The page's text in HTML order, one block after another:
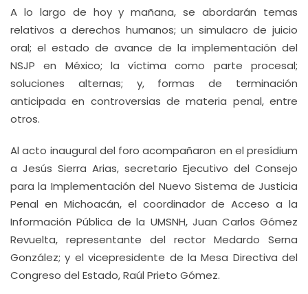
A lo largo de hoy y mañana, se abordarán temas
relativos a derechos humanos; un simulacro de juicio
oral; el estado de avance de la implementación del
NSJP en México; la víctima como parte procesal;
soluciones alternas; y, formas de terminación
anticipada en controversias de materia penal, entre
otros.
Al acto inaugural del foro acompañaron en el presídium
a Jesús Sierra Arias, secretario Ejecutivo del Consejo
para la Implementación del Nuevo Sistema de Justicia
Penal en Michoacán, el coordinador de Acceso a la
Información Pública de la UMSNH, Juan Carlos Gómez
Revuelta, representante del rector Medardo Serna
González; y el vicepresidente de la Mesa Directiva del
Congreso del Estado, Raúl Prieto Gómez.